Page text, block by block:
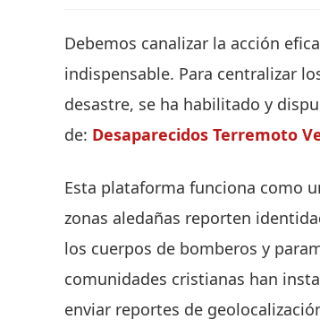
Debemos canalizar la acción
indispensable. Para centralizar
desastre, se ha habilitado y
de: Desaparecidos Terremoto
Esta plataforma funciona como
zonas aledañas reporten
los cuerpos de bomberos y
comunidades cristianas han
enviar reportes de